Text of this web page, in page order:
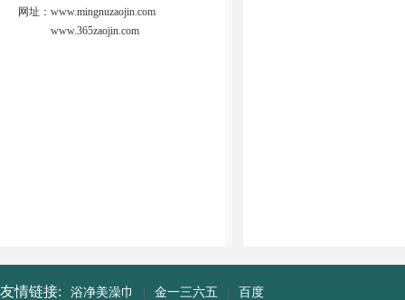
网址： www.mingnuzaojin.com
www.365zaojin.com
友情链接: 浴净美澡巾 金一三六五 百度